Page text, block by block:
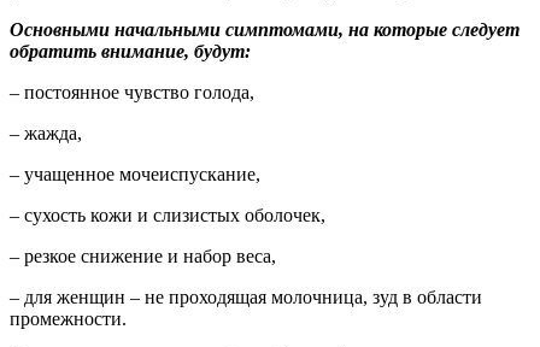
Основными начальными симптомами, на которые следует
обратить внимание, будут:
– постоянное чувство голода,
– жажда,
– учащенное мочеиспускание,
– сухость кожи и слизистых оболочек,
– резкое снижение и набор веса,
– для женщин – не проходящая молочница, зуд в области
промежности.